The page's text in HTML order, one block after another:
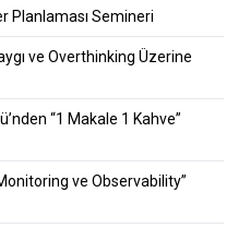
Planlaması Semineri
ve Overthinking Üzerine
“1 Makale 1 Kahve”
ve Observability”